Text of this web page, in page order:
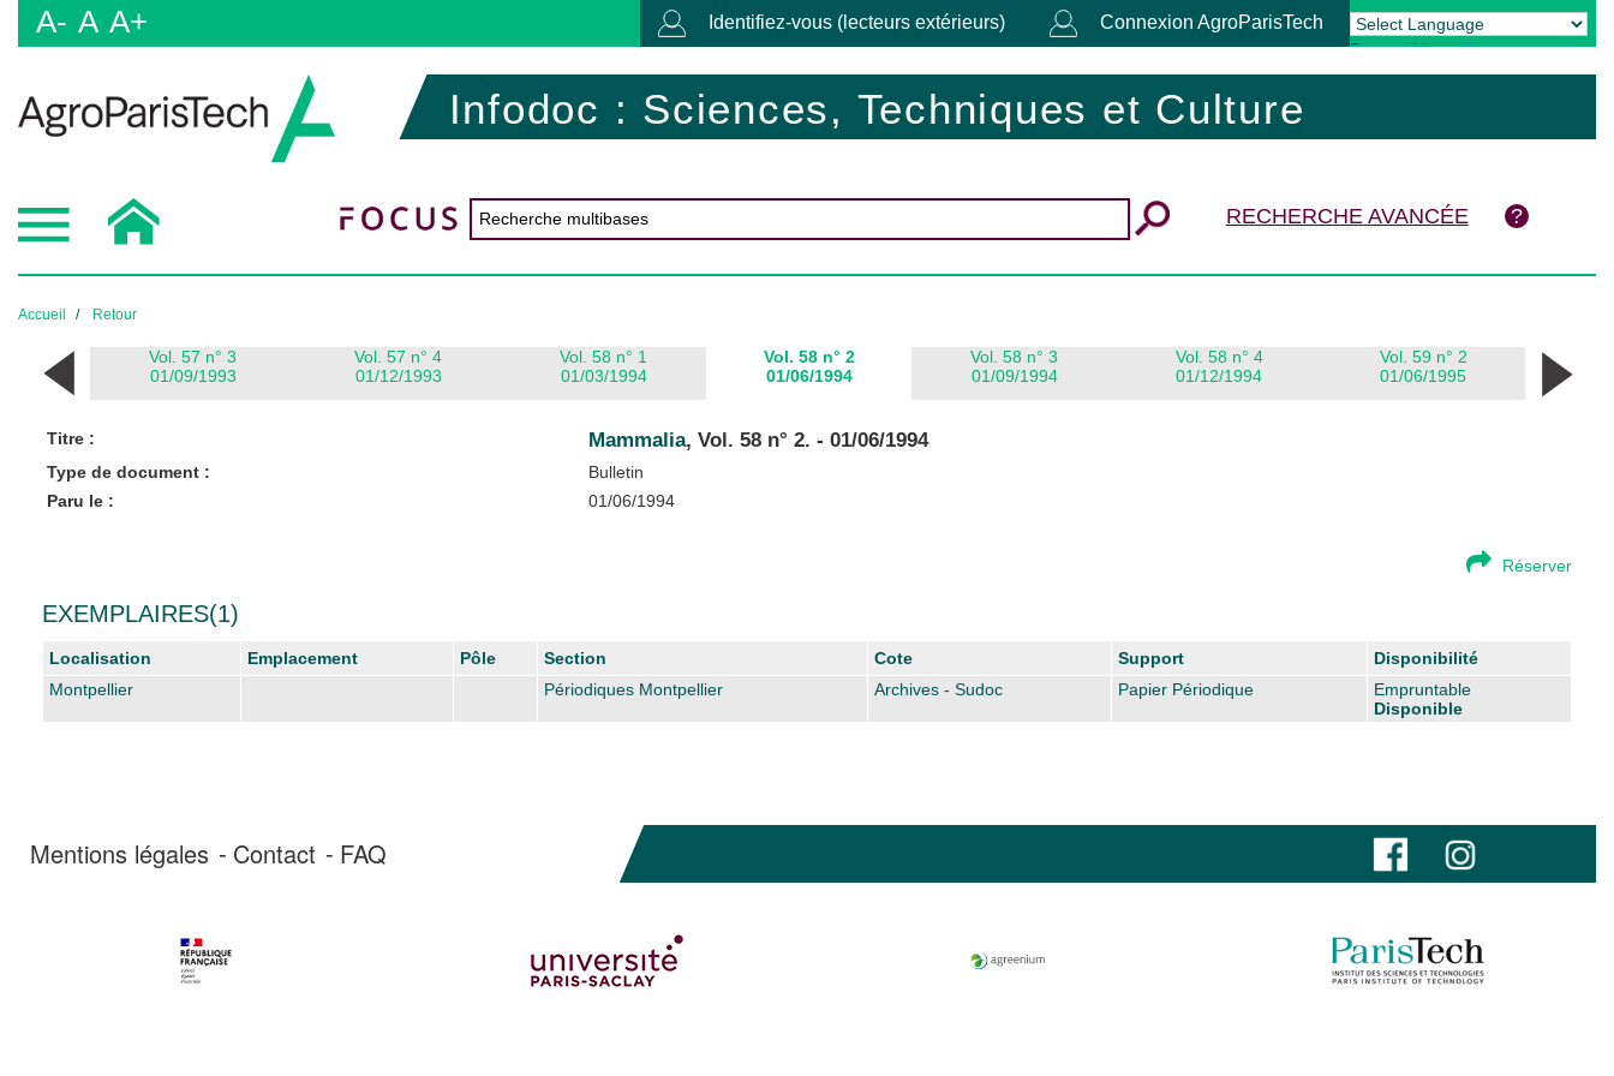
A- A A+ Identifiez-vous (lecteurs extérieurs) Connexion AgroParisTech
Powered by Translate
Infodoc : Sciences, Techniques et Culture
RECHERCHE AVANCÉE
Accueil Retour
Vol. 57 n° 3
01/09/1993
Vol. 57 n° 4
01/12/1993
Vol. 58 n° 1
01/03/1994
Vol. 58 n° 2
01/06/1994
Vol. 58 n° 3
01/09/1994
Vol. 58 n° 4
01/12/1994
Vol. 59 n° 2
01/06/1995
Titre : Mammalia, Vol. 58 n° 2. - 01/06/1994
Type de document :
Bulletin
Paru le :
01/06/1994
Réserver
EXEMPLAIRES(1)
Localisation Emplacement Pôle Section Cote Support
Disponibilité
Montpellier
Périodiques Montpellier Archives - Sudoc Papier Périodique
Empruntable
Disponible
Mentions légales Contact FAQ